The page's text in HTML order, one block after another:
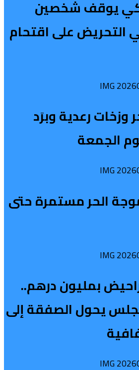
يوقف شخصين
التحريض على اقتحام
رعدية وبرَد
الجمعة
الحر مستمرة حتى
بمليون درهم..
يحول الصفقة إلى